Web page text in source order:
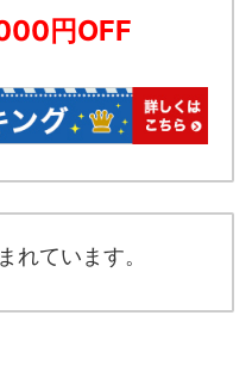
円OFF
れています。